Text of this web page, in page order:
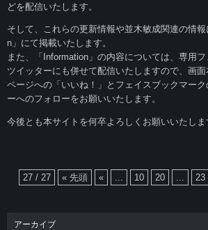
どを配信いたします。
そして、これらの更新情報や並木敏成関連の情
n」にて掲載いたします。
また、「Information」の内容については、専用
ツイッターにも併せて配信いたしますので、画
ページへの「いいね！」とフェイスブックマー
ーへのフォローをお願いいたします。
今後とも本サイトを何卒よろしくお願いいたしま
27 / 27 « 先頭 « ... 10 20 ... 23
アーカイブ